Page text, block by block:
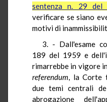
sentenza n. 29 del
verificare se siano
motivi di
3. - Dall'esame
189 del 1959 e
rimarrebbe in vigore
referendum, la Corte
due temi centrali
abrogazione